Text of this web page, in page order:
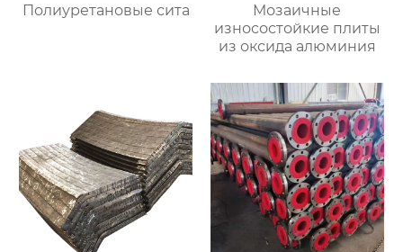
Полиуретановые сита
Мозаичные
износостойкие плиты
из оксида алюминия